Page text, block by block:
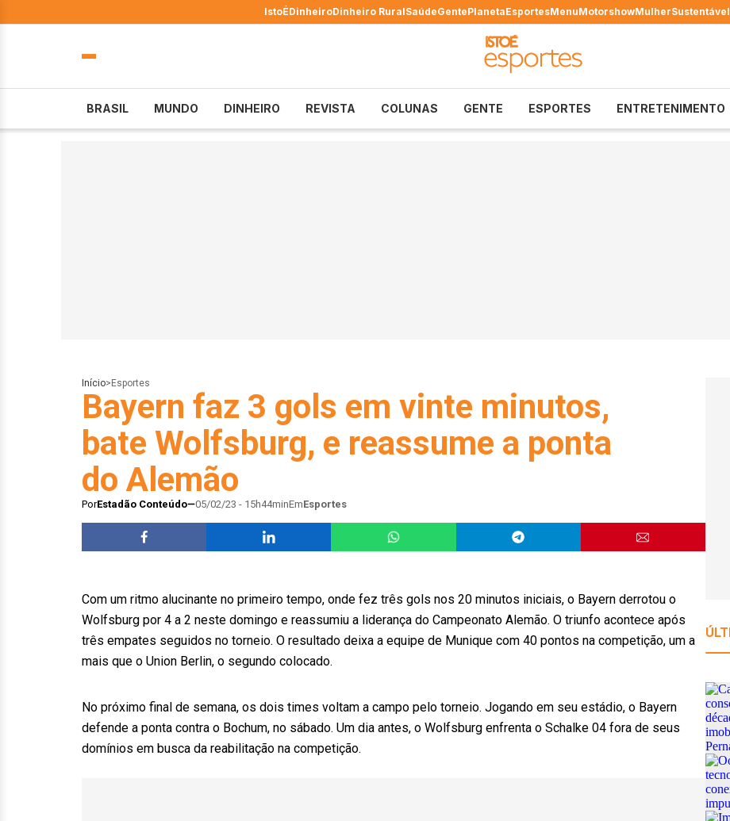
IstoÉDinheiroDinheiro RuralSaúdeGentePlanetaEsportesMenuMotorshowMulherSustentável
BRASIL MUNDO DINHEIRO REVISTA COLUNAS GENTE ESPORTES ENTRETENIMENTO
Início> Esportes
Bayern faz 3 gols em vinte minutos,
bate Wolfsburg, e reassume a ponta
do Alemão
PorEstadão Conteúdo 05/02/23 - 15h44minEmEsportes
Com um ritmo alucinante no primeiro tempo, onde fez três gols nos 20 minutos iniciais, o Bayern derrotou o
Wolfsburg por 4 a 2 neste domingo e reassumiu a liderança do Campeonato Alemão. O triunfo acontece após
três empates seguidos no torneio. O resultado deixa a equipe de Munique com 40 pontos na competição, um a
mais que o Union Berlin, o segundo colocado.
No próximo final de semana, os dois times voltam a campo pelo torneio. Jogando em seu estádio, o Bayern
defende a ponta contra o Bochum, no sábado. Um dia antes, o Wolfsburg enfrenta o Schalke 04 fora de seus
domínios em busca da reabilitação na competição.